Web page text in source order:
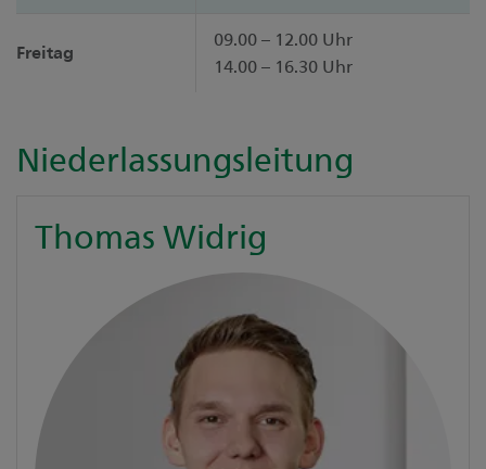
Freitag
09.00 – 12.00 Uhr
14.00 – 16.30 Uhr
Niederlassungsleitung
Thomas Widrig